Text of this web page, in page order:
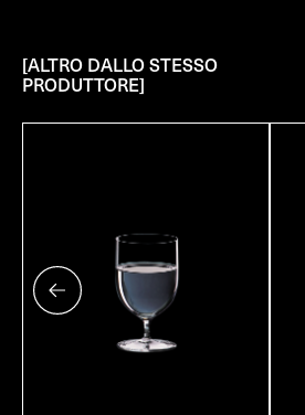
[ALTRO DALLO STESSO
PRODUTTORE]